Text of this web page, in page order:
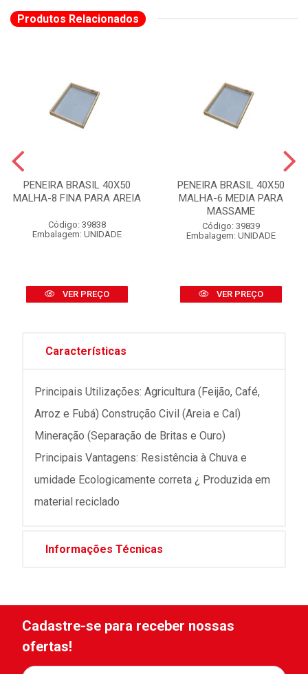
Produtos Relacionados
PENEIRA BRASIL 40X50
MALHA-8 FINA PARA AREIA
Código: 39838
Embalagem: UNIDADE
VER PREÇO
PENEIRA BRASIL 40X50
MALHA-6 MEDIA PARA
MASSAME
Código: 39839
Embalagem: UNIDADE
VER PREÇO
Características
Principais Utilizações: Agricultura (Feijão, Café,
Arroz e Fubá) Construção Civil (Areia e Cal)
Mineração (Separação de Britas e Ouro)
Principais Vantagens: Resistência à Chuva e
umidade Ecologicamente correta ¿ Produzida em
material reciclado
Informações Técnicas
Cadastre-se para receber nossas
ofertas!